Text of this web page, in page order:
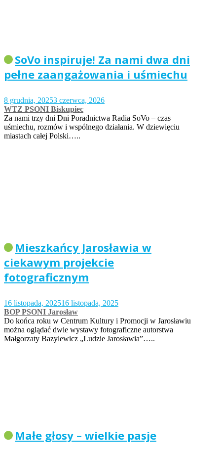
SoVo inspiruje! Za nami dwa dni
pełne zaangażowania i uśmiechu
8 grudnia, 20253 czerwca, 2026
WTZ PSONI Biskupiec
Za nami trzy dni Dni Poradnictwa Radia SoVo – czas
uśmiechu, rozmów i wspólnego działania. W dziewięciu
miastach całej Polski…..
Mieszkańcy Jarosławia w
ciekawym projekcie
fotograficznym
16 listopada, 202516 listopada, 2025
BOP PSONI Jarosław
Do końca roku w Centrum Kultury i Promocji w Jarosławiu
można oglądać dwie wystawy fotograficzne autorstwa
Małgorzaty Bazylewicz „Ludzie Jarosławia”…..
Małe głosy – wielkie pasje